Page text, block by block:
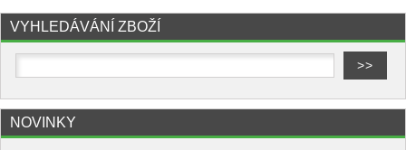
VYHLEDÁVÁNÍ ZBOŽÍ
NOVINKY